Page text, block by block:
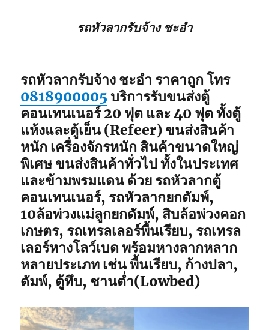
รถหัวลากรับจ้าง ชะอำ
รถหัวลากรับจ้าง ชะอำ ราคาถูก โทร
0818900005 บริการรับขนส่งตู้
คอนเทนเนอร์ 20 ฟุต และ 40 ฟุต ทั้งตู้
แห้งและตู้เย็น (Refeer) ขนส่งสินค้า
หนัก เครื่องจักรหนัก สินค้าขนาดใหญ่
พิเศษ ขนส่งสินค้าทั่วไป ทั้งในประเทศ
และข้ามพรมแดน ด้วย รถหัวลากตู้
คอนเทนเนอร์, รถหัวลากยกดัมพ์,
10ล้อพ่วงแม่ลูกยกดัมพ์, สิบล้อพ่วงคอก
เกษตร, รถเทรลเลอร์พื้นเรียบ, รถเทรล
เลอร์หางโลว์เบด พร้อมหางลากหลาก
หลายประเภท เช่น พื้นเรียบ, ก้างปลา,
ดัมพ์, ตู้ทึบ, ชานต่ำ(Lowbed)